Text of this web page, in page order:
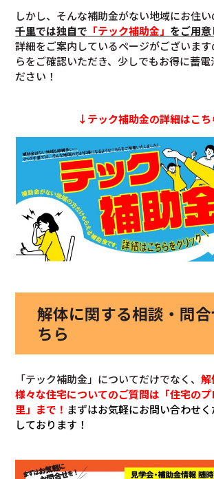
しかし、そんな補助金がない地域にお住い
千里では独自で 「テック補助金」 をご用意
詳細をご案内しているページがございます
らをご確認いただき、少しでもお得に蓄電
ださい！
↓テック補助金の詳細はこ
解体に関する相談・問
ちら
「テック補助金」についてだけでなく、解
様々な住宅についてのご質問は「住宅の
里」まで！ まずはお気軽にお問い合わせ
しております！